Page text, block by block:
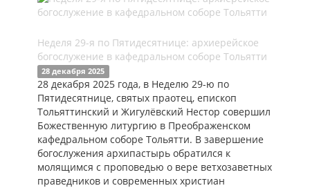
Неделя 29-я по Пятидесятнице: архиерейское
богослужение в кафедральном соборе Тольятти
28 декабря 2025
28 декабря 2025 года, в Неделю 29-ю по
Пятидесятнице, святых праотец, епископ
Тольяттинский и Жигулёвский Нестор совершил
Божественную литургию в Преображенском
кафедральном соборе Тольятти. В завершение
богослужения архипастырь обратился к
молящимся с проповедью о вере ветхозаветных
праведников и современных христиан